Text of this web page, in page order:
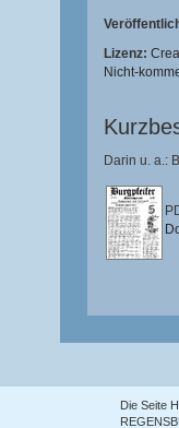
Lizenz:
Nicht-
Darin u. a.:
Die Seite